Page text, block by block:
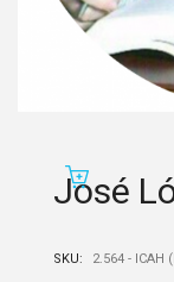
José
SKU: 2.564 - ICAH